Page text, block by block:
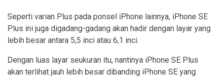
Seperti varian Plus pada ponsel iPhone lainnya, iPhone SE
Plus ini juga digadang-gadang akan hadir dengan layar yang
lebih besar antara 5,5 inci atau 6,1 inci.
Dengan luas layar seukuran itu, nantinya iPhone SE Plus
akan terlihat jauh lebih besar dibanding iPhone SE yang